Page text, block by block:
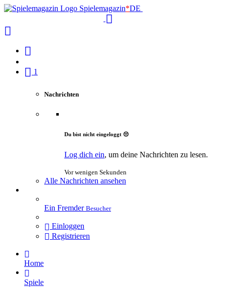
Spielemagazin*DE
1
Nachrichten
Du bist nicht eingeloggt 😔
Log dich ein, um deine Nachrichten zu lesen.
Vor wenigen Sekunden
Alle Nachrichten ansehen
Ein Fremder Besucher
Einloggen
Registrieren
Home
Spiele